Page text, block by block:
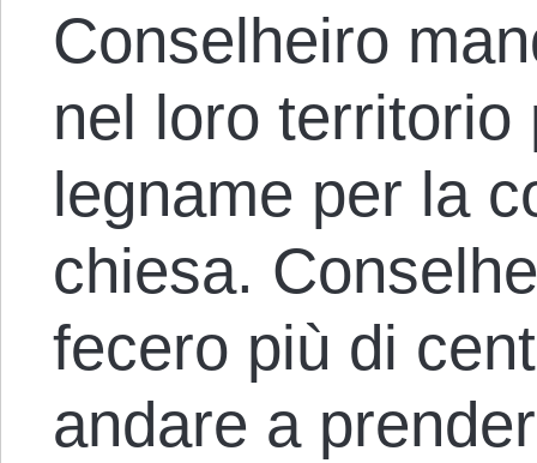
Conselheiro
nel loro
legname per la
chiesa.
fecero più di
andare a